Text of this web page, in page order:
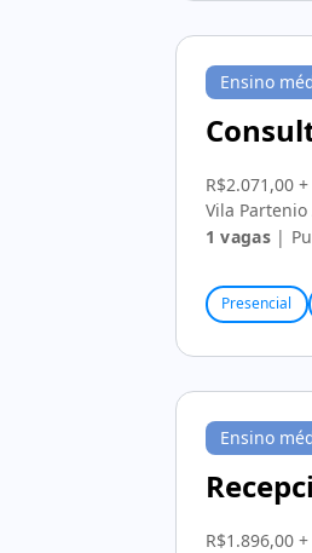
Ensino
R$2.071,00
Vila
1 vagas |
Presencial
Ensino
R$1.896,00